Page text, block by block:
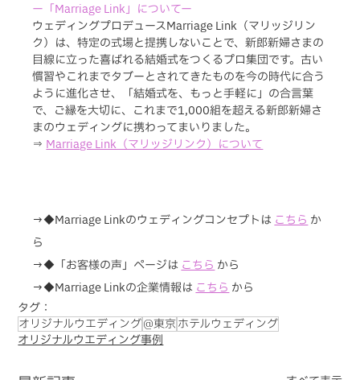
ー「Marriage Link」についてー
ウェディングプロデュースMarriage Link（マリッジリン
ク）は、特定の式場と提携しないことで、新郎新婦さまの
目線に立った喜ばれる結婚式をつくるプロ集団です。古い
慣習やこれまでタブーとされてきたものを今の時代に合う
ように進化させ、「結婚式を、もっと手軽に」の合言葉
で、ご縁を大切に、これまで1,000組を超える新郎新婦さ
まのウェディングに携わってまいりました。
⇒ Marriage Link（マリッジリンク）について
→◆Marriage Linkのウェディングコンセプトはこちらか
ら
→◆「お客様の声」ページは こちらから
→◆Marriage Linkの企業情報は こちら から
タグ：
オリジナルウエディング@東京ホテルウェディング
オリジナルウエディング事例